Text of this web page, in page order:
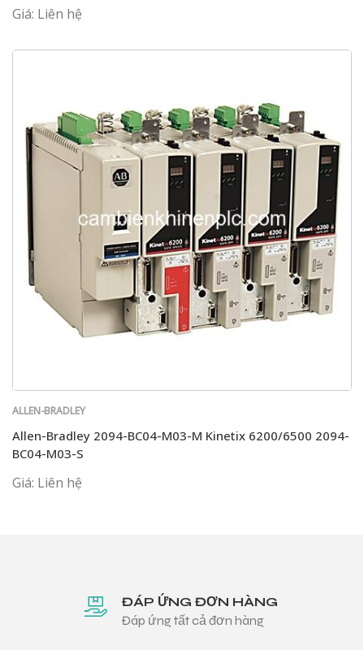
Giá: Liên hệ
ALLEN-BRADLEY
Allen-Bradley 2094-BC04-M03-M Kinetix 6200/6500 2094-
BC04-M03-S
Giá: Liên hệ
ĐÁP ỨNG ĐƠN HÀNG
Đáp ứng tất cả đơn hàng